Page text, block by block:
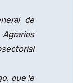
de
que le